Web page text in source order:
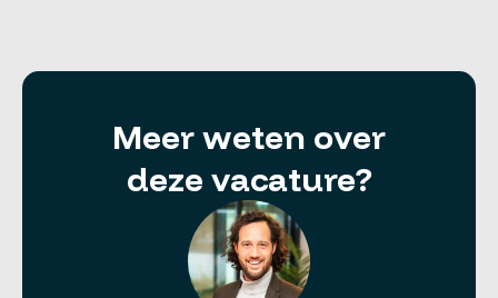
Meer weten over
deze vacature?